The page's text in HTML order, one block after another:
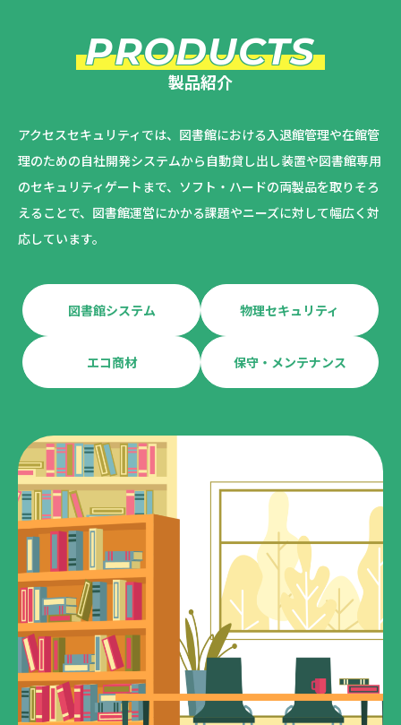
PRODUCTS
製品紹介
アクセスセキュリティでは、図書館における入退館管理や在館管
理のための自社開発システムから自動貸し出し装置や図書館専用
のセキュリティゲートまで、ソフト・ハードの両製品を取りそろ
えることで、図書館運営にかかる課題やニーズに対して幅広く対
応しています。
図書館システム 物理セキュリティ
エコ商材 保守・メンテナンス